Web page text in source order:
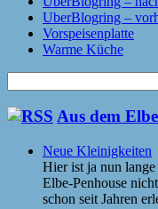
UberBlogring –
Vorspeisenplatte
Warme Küche
nach:
Aus dem
Neue Kleinigkeiten
Hier ist ja nun lange
Elbe-Penhouse
schon seit Jahren